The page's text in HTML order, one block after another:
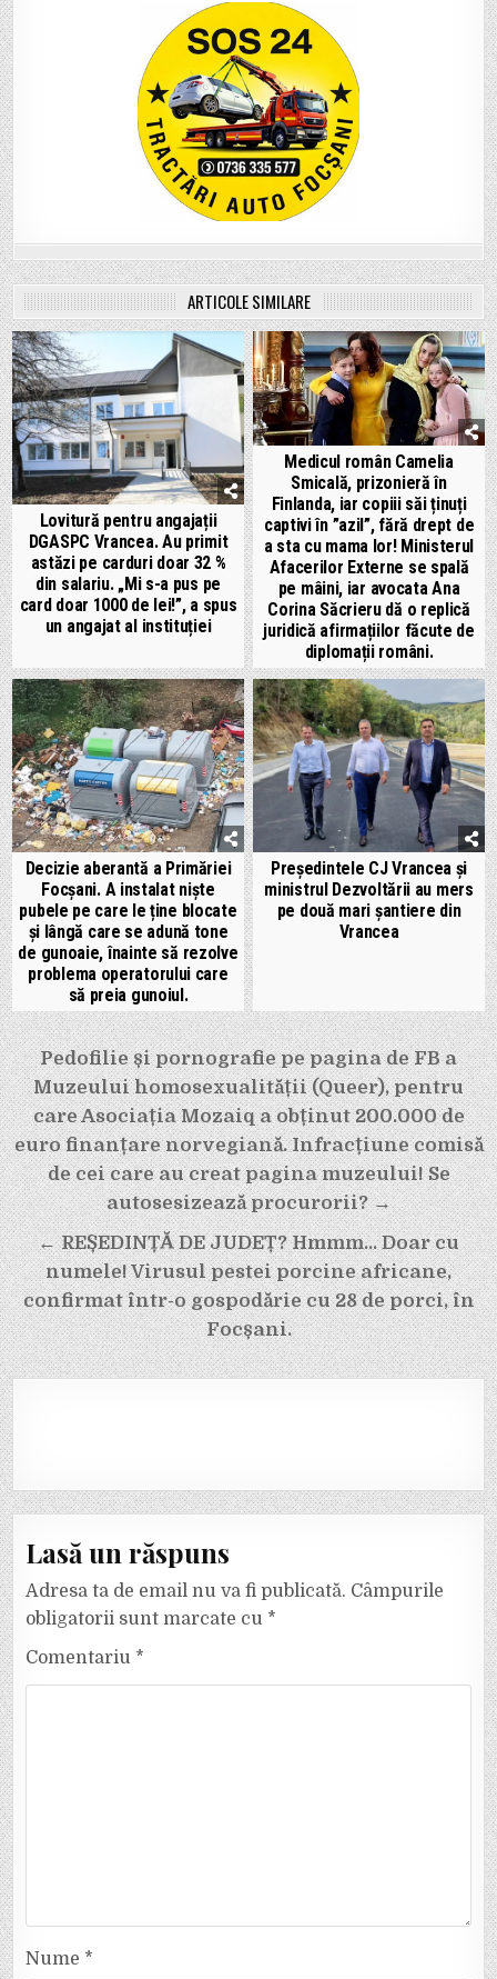
ARTICOLE SIMILARE
Lovitură pentru angajații
DGASPC Vrancea. Au primit
astăzi pe carduri doar 32 %
din salariu. „Mi s-a pus pe
card doar 1000 de lei!”, a spus
un angajat al instituției
Medicul român Camelia
Smicală, prizonieră în
Finlanda, iar copiii săi ținuți
captivi în ”azil”, fără drept de
a sta cu mama lor! Ministerul
Afacerilor Externe se spală
pe mâini, iar avocata Ana
Corina Săcrieru dă o replică
juridică afirmațiilor făcute de
diplomații români.
Decizie aberantă a Primăriei
Focșani. A instalat niște
pubele pe care le ține blocate
și lângă care se adună tone
de gunoaie, înainte să rezolve
problema operatorului care
să preia gunoiul.
Președintele CJ Vrancea și
ministrul Dezvoltării au mers
pe două mari șantiere din
Vrancea
Navigare
în
articole
Pedofilie și pornografie pe pagina de FB a
Muzeului homosexualității (Queer), pentru
care Asociația Mozaiq a obținut 200.000 de
euro finanțare norvegiană. Infracțiune comisă
de cei care au creat pagina muzeului! Se
autosesizează procurorii? →
← REȘEDINȚĂ DE JUDEȚ? Hmmm… Doar cu
numele! Virusul pestei porcine africane,
confirmat într-o gospodărie cu 28 de porci, în
Focșani.
Lasă un răspuns
Adresa ta de email nu va fi publicată. Câmpurile
obligatorii sunt marcate cu *
Comentariu *
Nume *